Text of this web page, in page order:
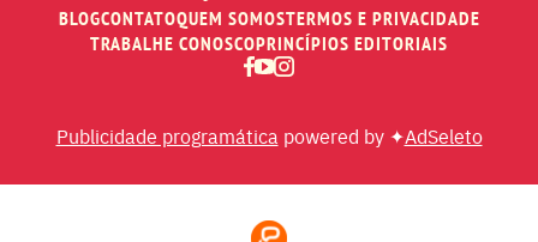
RECEITAS DE AIR FRYER
RECEITAS DE ANO NOVO (RÉVEILLON)
BLOGCONTATOQUEM SOMOSTERMOS E PRIVACIDADE
TRABALHE CONOSCOPRINCÍPIOS EDITORIAIS
Publicidade programática powered by ✦AdSeleto